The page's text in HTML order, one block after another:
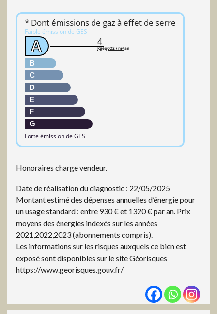
* Dont émissions de gaz à effet de serre
Faible émission de GES
A
B
C
D
E
F
G
Forte émission de GES
4
KgéqCO2 / m².an
Honoraires charge vendeur.
Date de réalisation du diagnostic : 22/05/2025
Montant estimé des dépenses annuelles d’énergie pour
un usage standard : entre 930 € et 1320 € par an. Prix
moyens des énergies indexés sur les années
2021,2022,2023 (abonnements compris).
Les informations sur les risques auxquels ce bien est
exposé sont disponibles sur le site Géorisques
https://www.georisques.gouv.fr/